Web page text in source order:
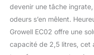
devenir une tâche
odeurs s’en mêlent.
Growell EC02 offre une
capacité de 2,5 litres, cet